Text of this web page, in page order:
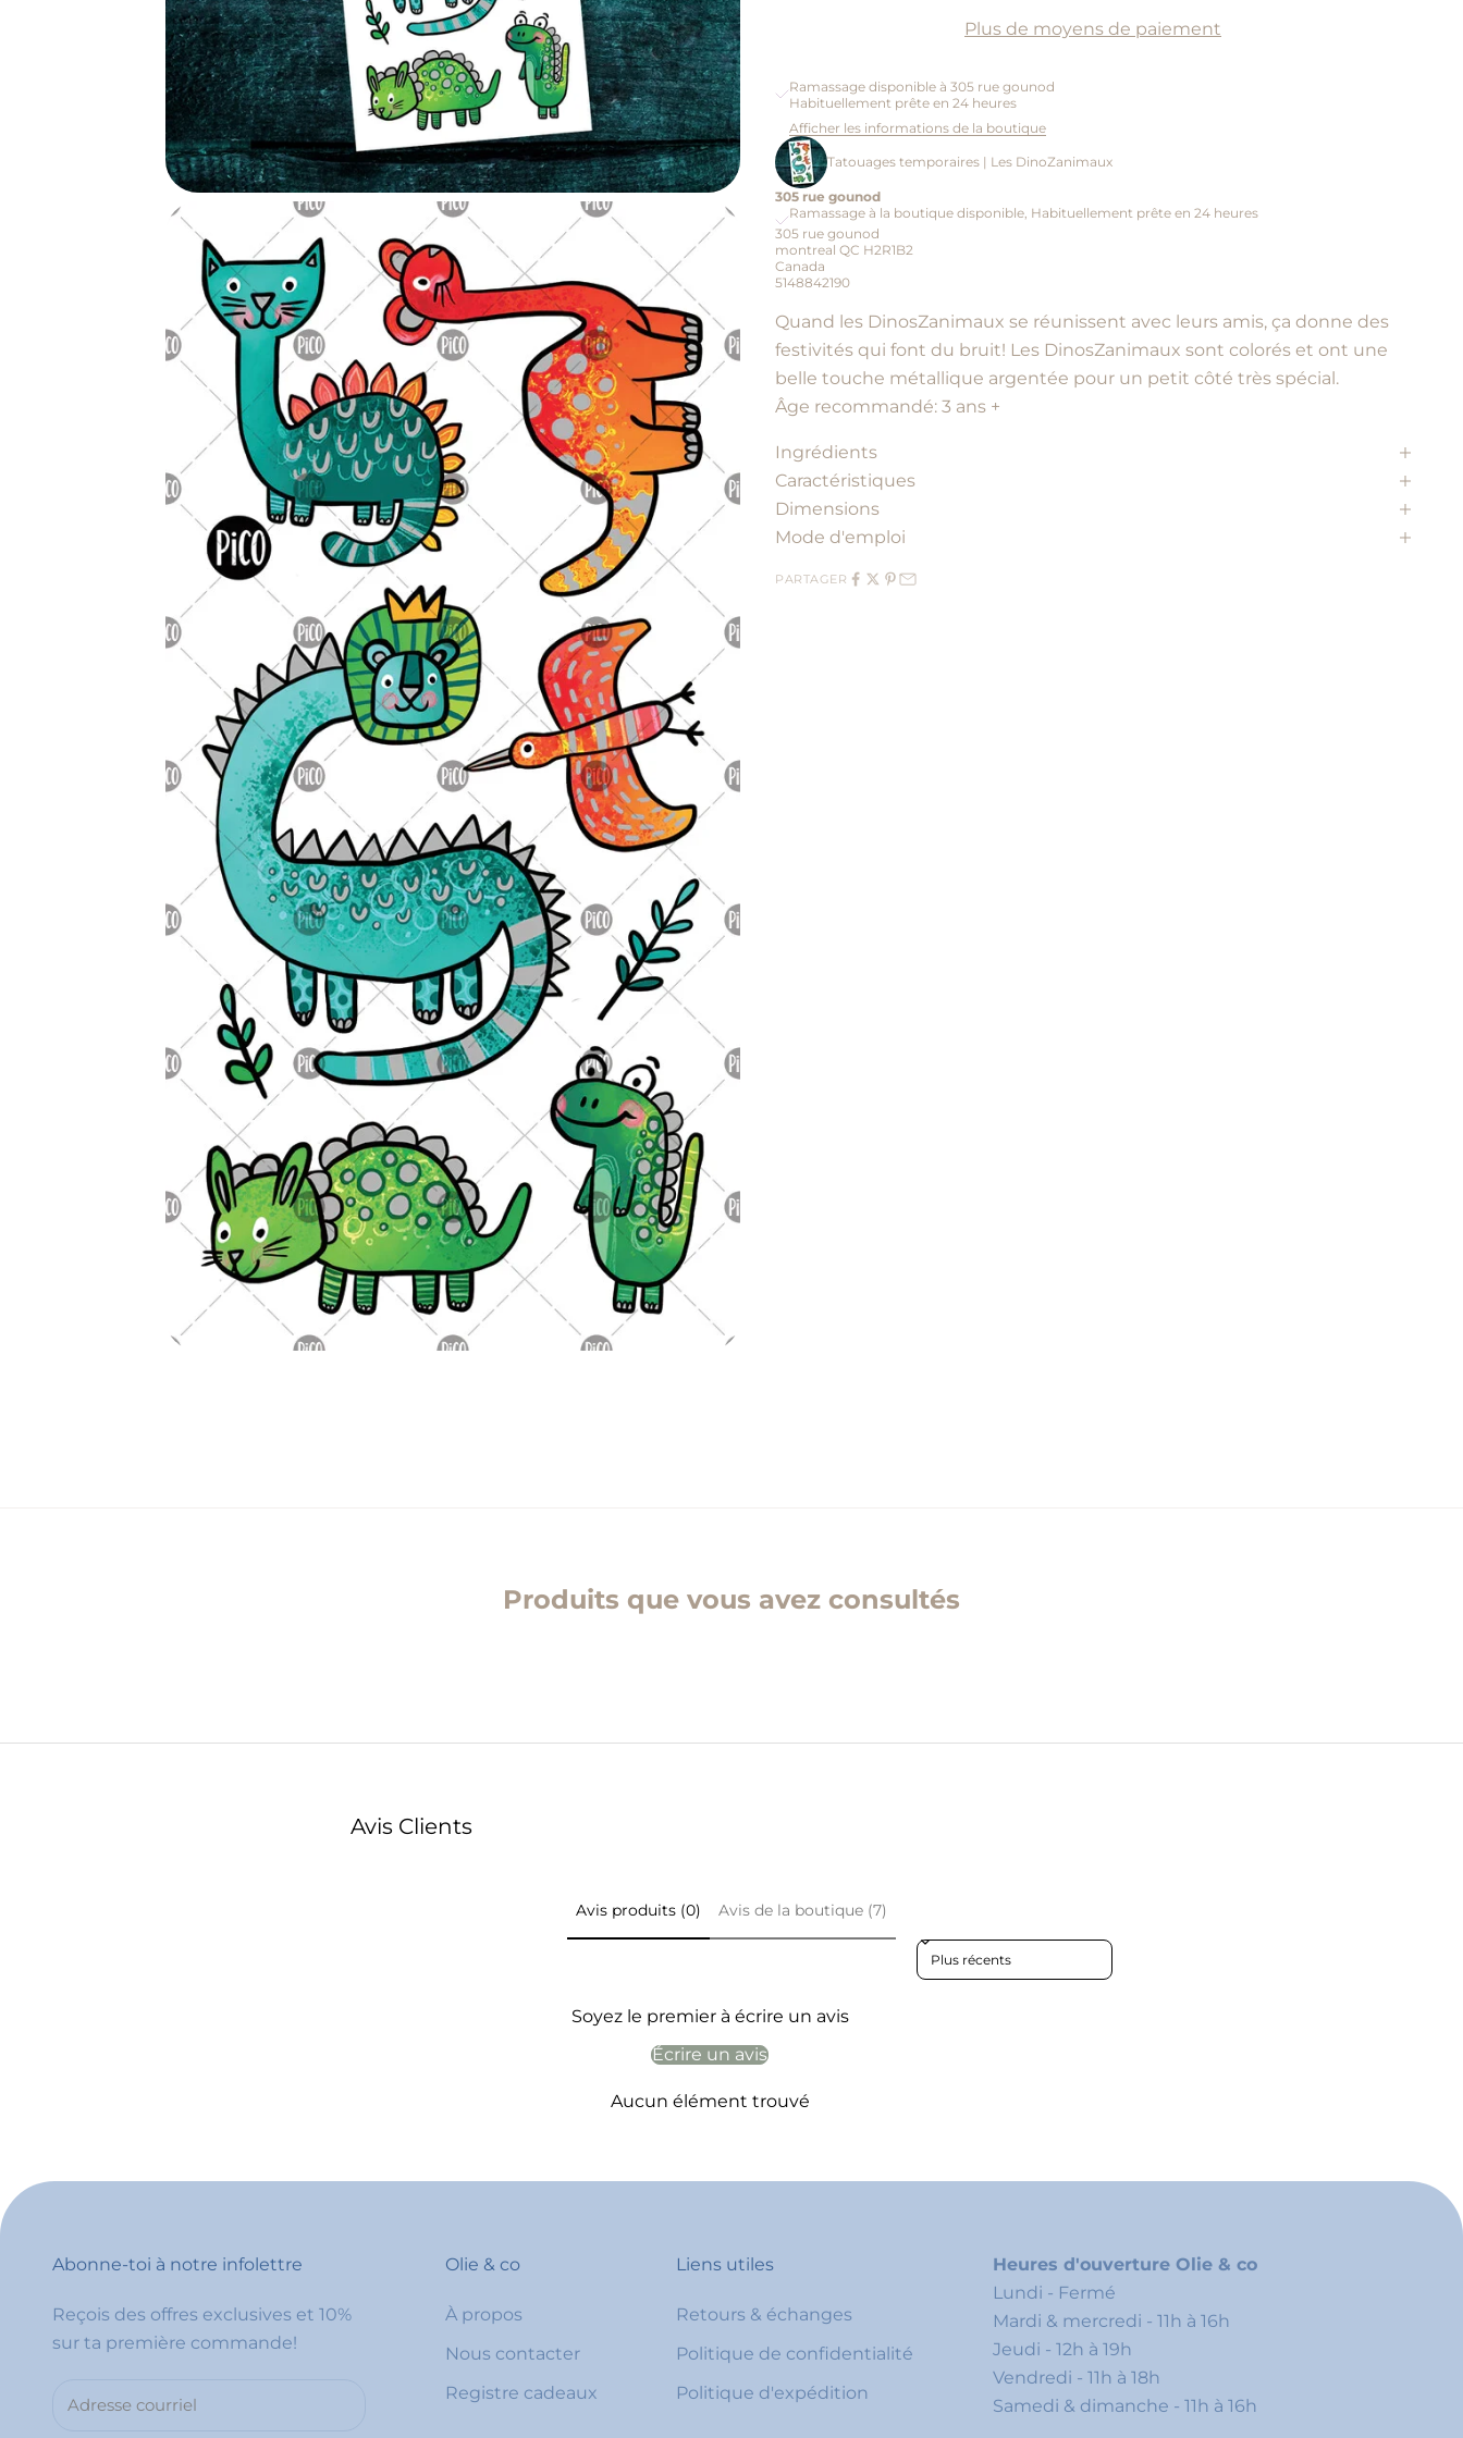
Plus de moyens de paiement
Ramassage disponible à 305 rue gounod
Habituellement prête en 24 heures
Afficher les informations de la boutique
Tatouages temporaires | Les DinoZanimaux
305 rue gounod
Ramassage à la boutique disponible, Habituellement prête en 24 heures
305 rue gounod
montreal QC H2R1B2
Canada
5148842190
Quand les DinosZanimaux se réunissent avec leurs amis, ça donne des
festivités qui font du bruit! Les DinosZanimaux sont colorés et ont une
belle touche métallique argentée pour un petit côté très spécial.
Âge recommandé: 3 ans +
Ingrédients
Caractéristiques
Dimensions
Mode d'emploi
PARTAGER
Produits que vous avez consultés
Avis Clients
Avis produits (0) Avis de la boutique (7)
Sort reviews by
Soyez le premier à écrire un avis
Écrire un avis
Aucun élément trouvé
Abonne-toi à notre infolettre
Reçois des offres exclusives et 10%
sur ta première commande!
Olie & co
À propos
Nous contacter
Registre cadeaux
Liens utiles
Retours & échanges
Politique de confidentialité
Politique d'expédition
Heures d'ouverture Olie & co
Lundi - Fermé
Mardi & mercredi - 11h à 16h
Jeudi - 12h à 19h
Vendredi - 11h à 18h
Samedi & dimanche - 11h à 16h